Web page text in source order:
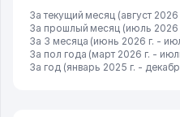
За текущий месяц (август 2026
За прошлый месяц (июль 2026
За 3 месяца (июнь 2026 г. -
За пол года (март 2026 г. -
За год (январь 2025 г. -